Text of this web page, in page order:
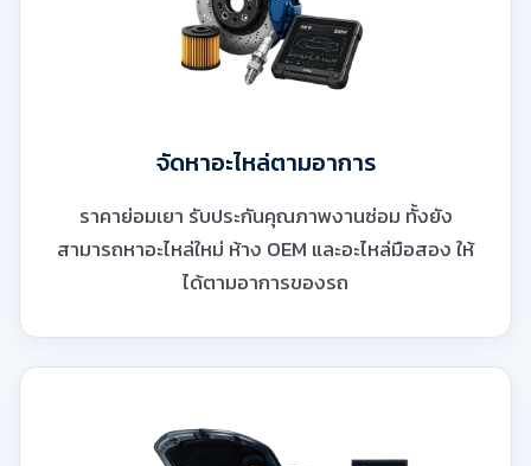
จัดหาอะไหล่ตามอาการ
ราคาย่อมเยา รับประกันคุณภาพงานซ่อม ทั้งยัง
สามารถหาอะไหล่ใหม่ ห้าง OEM และอะไหล่มือสอง ให้
ได้ตามอาการของรถ